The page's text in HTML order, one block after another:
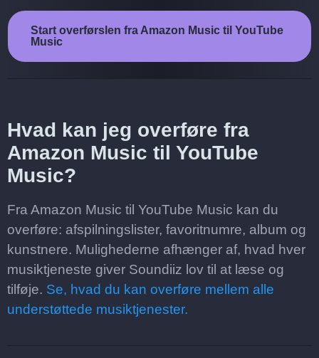
Start overførslen fra Amazon Music til YouTube
Music
Hvad kan jeg overføre fra
Amazon Music til YouTube
Music?
Fra Amazon Music til YouTube Music kan du
overføre: afspilningslister, favoritnumre, album og
kunstnere. Mulighederne afhænger af, hvad hver
musiktjeneste giver Soundiiz lov til at læse og
tilføje. Se, hvad du kan overføre mellem alle
understøttede musiktjenester.